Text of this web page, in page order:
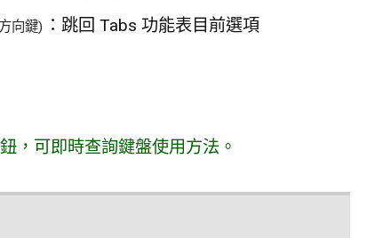
向鍵) ：跳回 Tabs 功能表目前選項
，可即時查詢鍵盤使用方法。